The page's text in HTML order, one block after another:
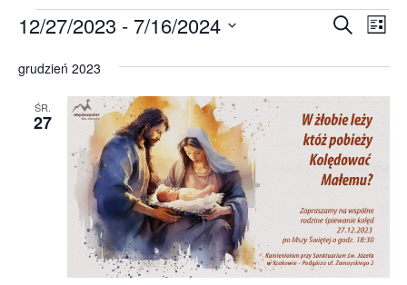
Wydarzenia
po
i
Szukaj Lista
12/27/2023 - 7/16/2024
datę.
grudzień 2023
ŚR.
27